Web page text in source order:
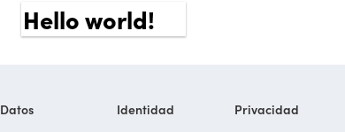
Hello world!
Datos Identidad Privacidad